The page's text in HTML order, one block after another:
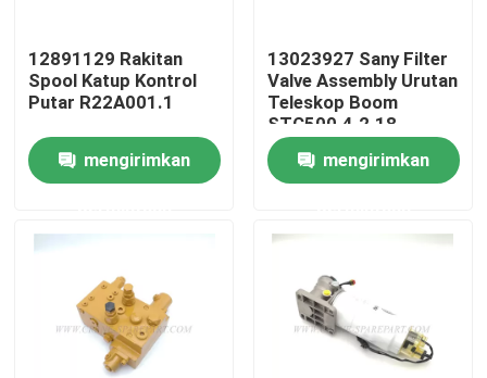
Rumah
Tentang kita
Wisata pabrik
12891129 Rakitan
Spool Katup Kontrol
Putar R22A001.1
mengirimkan
13023927 Sany Filter
Valve Assembly Urutan
Teleskop Boom
STC500.4.2.18
mengirimkan